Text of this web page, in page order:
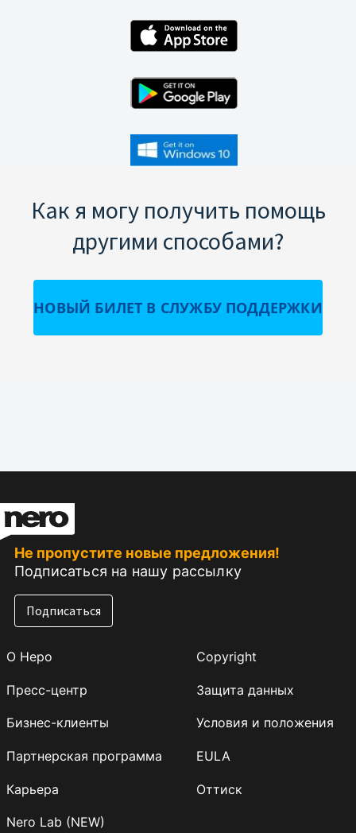
Как я могу получить помощь
другими способами?
НОВЫЙ БИЛЕТ В СЛУЖБУ ПОДДЕРЖКИ
Не пропустите новые предложения!
Подписаться на нашу рассылку
Подписаться
О Неро
Пресс-центр
Бизнес-клиенты
Партнерская программа
Карьера
Nero Lab (NEW)
Copyright
Защита данных
Условия и положения
EULA
Оттиск